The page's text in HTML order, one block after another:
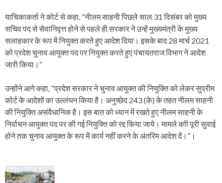
याचिकाकर्ता ने कोर्ट से कहा, “नीलम साहनी पिछले साल 31 दिसंबर को मुख्य
सचिव पद से सेवानिवृत्त होने से पहले ही सरकार ने उन्हें मुख्यमंत्री के मुख्य
सलाहकार के रूप में नियुक्त करते हुए आदेश दिया। इसके बाद 28 मार्च 2021
को प्रदेश चुनाव आयुक्त पद पर नियुक्त करते हुए पंचायतराज विभाग ने आदेश
जारी किया।”
उन्होंने आगे कहा, “प्रदेश सरकार ने चुनाव आयुक्त की नियुक्ति को लेकर सुप्रीम
कोर्ट के आदेशों का उल्लंघन किया है। अनुच्छेद 243 (के) के तहत नीलम साहनी
की नियुक्ति असंवैधानिक है। इस बात को ध्यान में रखते हुए नीलम साहनी के
निर्वाचन आयुक्त पद पर की गई नियुक्ति को रद्द किया जाये। मामले काी पूरी सुवाई
होने तक चुनाव आयुक्त के रूप में कार्य नहीं करने के अंतरिम आदेश दें।”।
P